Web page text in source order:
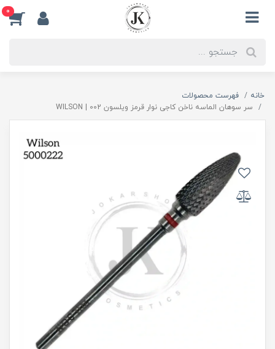
0
خانه
فهرست محصولات
سر سوهان الماسه ناخن کاجی نوار قرمز ویلسون 002 | WILSON